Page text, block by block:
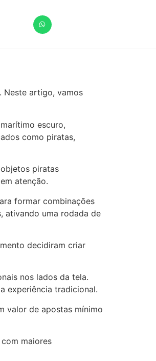
Neste artigo, vamos
escuro,
como piratas,
piratas
atenção.
formar combinações
ativando uma rodada de
decidiram criar
nos lados da tela.
experiência tradicional.
valor de apostas mínimo
maiores